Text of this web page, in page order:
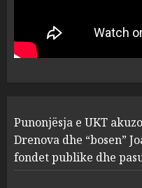
1
2
Punonjësja e UKT
Drenova dhe “bosen”
fondet publike dhe